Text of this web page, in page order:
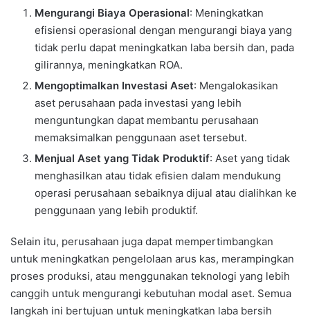
Mengurangi Biaya Operasional: Meningkatkan
efisiensi operasional dengan mengurangi biaya yang
tidak perlu dapat meningkatkan laba bersih dan, pada
gilirannya, meningkatkan ROA.
Mengoptimalkan Investasi Aset: Mengalokasikan
aset perusahaan pada investasi yang lebih
menguntungkan dapat membantu perusahaan
memaksimalkan penggunaan aset tersebut.
Menjual Aset yang Tidak Produktif: Aset yang tidak
menghasilkan atau tidak efisien dalam mendukung
operasi perusahaan sebaiknya dijual atau dialihkan ke
penggunaan yang lebih produktif.
Selain itu, perusahaan juga dapat mempertimbangkan
untuk meningkatkan pengelolaan arus kas, merampingkan
proses produksi, atau menggunakan teknologi yang lebih
canggih untuk mengurangi kebutuhan modal aset. Semua
langkah ini bertujuan untuk meningkatkan laba bersih